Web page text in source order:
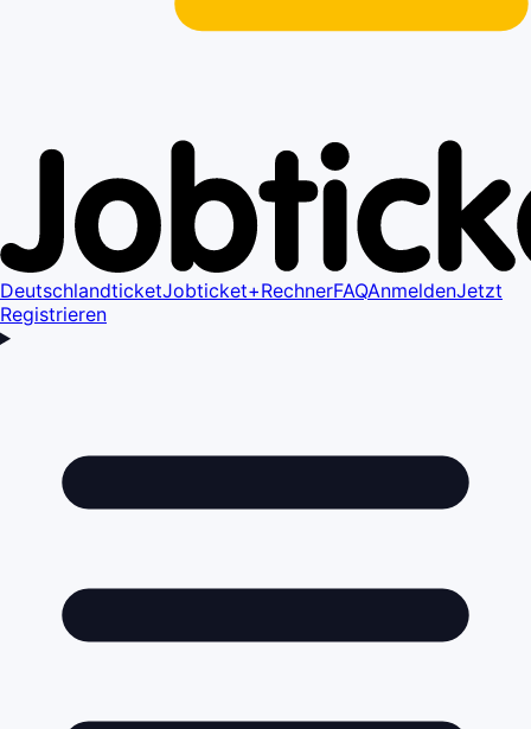
DeutschlandticketJobticket+RechnerFAQAnmeldenJetzt
Registrieren